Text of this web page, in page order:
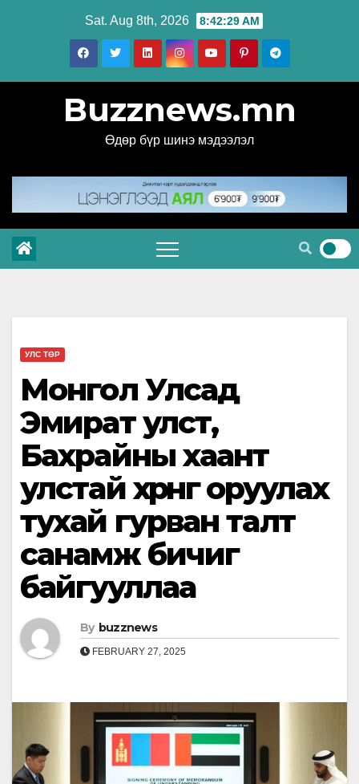
Sat. Aug 8th, 2026 8:42:30 AM
Buzznews.mn
Өдөр бүр шинэ мэдээлэл
УЛС ТӨР
Монгол Улсад
Эмират улст,
Бахрайны хаант
улстай хөрөнгө оруулах
тухай гурван талт
санамж бичиг
байгууллаа
By buzznews
FEBRUARY 27, 2025